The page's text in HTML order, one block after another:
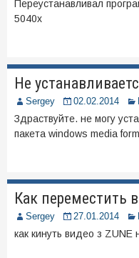
Переустанавливал
5040x
Не
Sergey 02.02.2014
Здраствуйте. не могу
пакета windows media
Как переместить
Sergey 27.01.2014
как кинуть видео з